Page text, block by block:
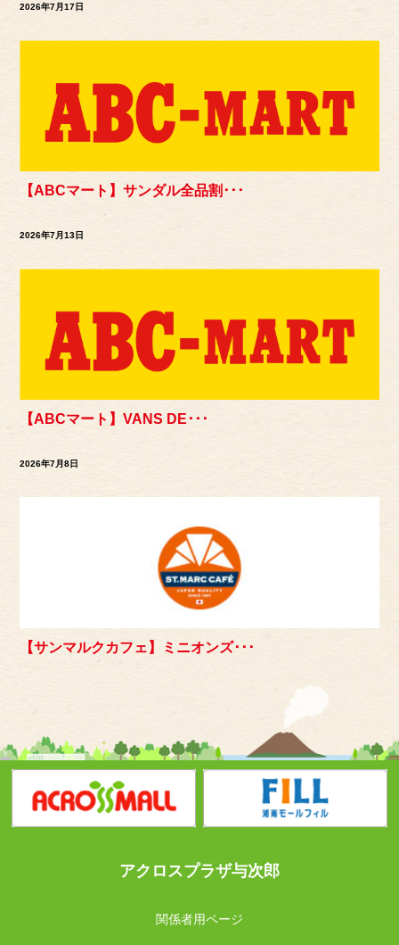
2026年7月17日
【ABCマート】サンダル全品割･･･
2026年7月13日
【ABCマート】VANS DE･･･
2026年7月8日
【サンマルクカフェ】ミニオンズ･･･
アクロスプラザ与次郎
関係者用ページ